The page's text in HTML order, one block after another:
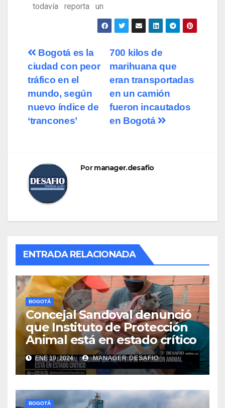
todavía reporta un
700 kilos de
marihuana que
eran transportadas
en un camión
fueron incautados
en Bogotá
Bogotá es la
ciudad con peor
tráfico en el
mundo, según
nuevo índice de
‘trancones’
Pormanager.desafio
ENTRADA RELACIONADA
BOGOTÁ
Concejal Sandoval denunció
que Instituto de Protección
Animal está en estado crítico
ENE 19, 2024 MANAGER.DESAFIO
BOGOTÁ